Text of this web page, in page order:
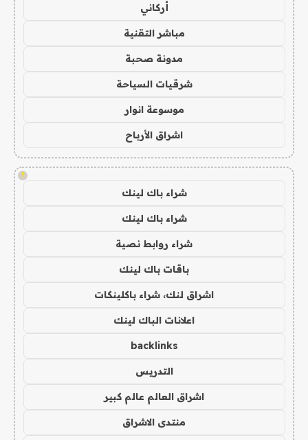
أركاني
مباشر التقنية
مدونة صحبة
شرقيات السياحة
موسوعة انوار
اشراق الأرباح
!
شراء باك لينك
شراء باك لينك
شراء روابط نصية
باقات باك لينك
اشراق لنك، شراء باكلينكات
اعلانات الباك لينك
backlinks
التدريس
اشراق العالم عالم كبير
منتدى الاشراق